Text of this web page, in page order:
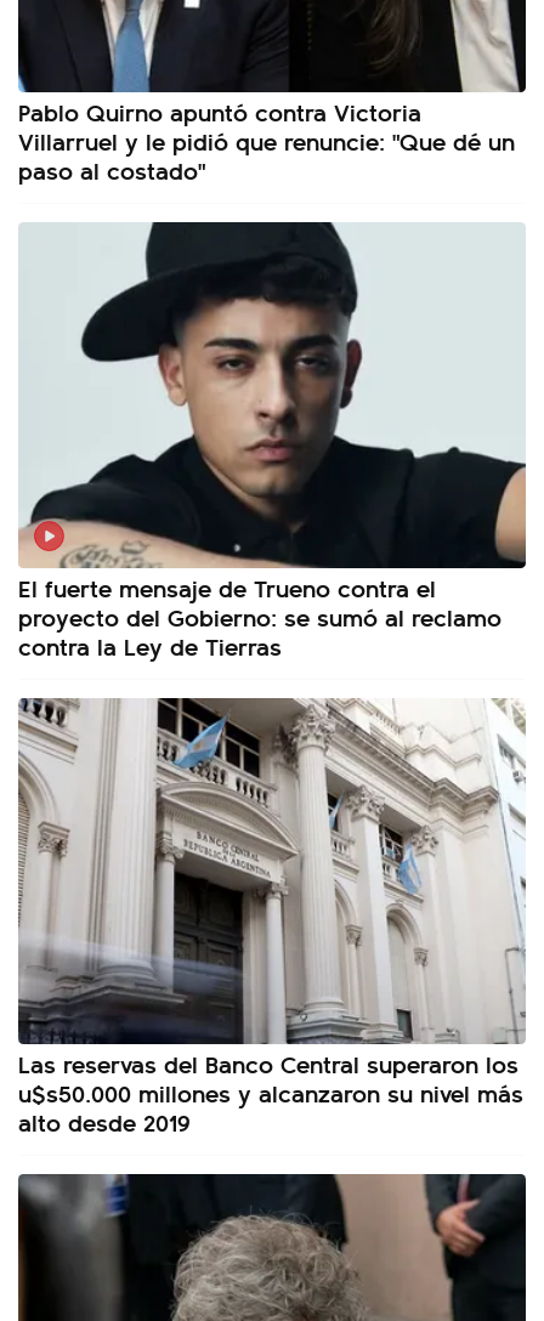
Pablo Quirno apuntó contra Victoria
Villarruel y le pidió que renuncie: "Que dé un
paso al costado"
El fuerte mensaje de Trueno contra el
proyecto del Gobierno: se sumó al reclamo
contra la Ley de Tierras
Las reservas del Banco Central superaron los
u$s50.000 millones y alcanzaron su nivel más
alto desde 2019